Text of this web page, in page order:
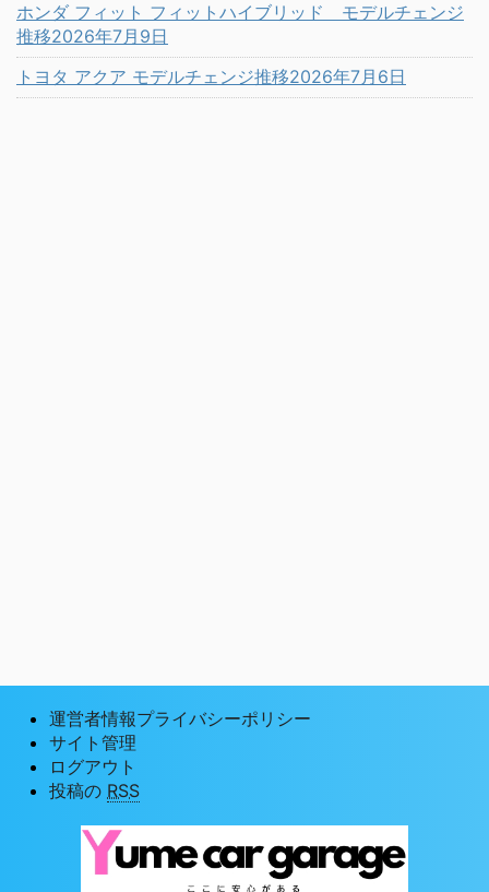
ホンダ フィット フィットハイブリッド モデルチェンジ
推移2026年7月9日
トヨタ アクア モデルチェンジ推移2026年7月6日
運営者情報プライバシーポリシー
サイト管理
ログアウト
投稿の RSS